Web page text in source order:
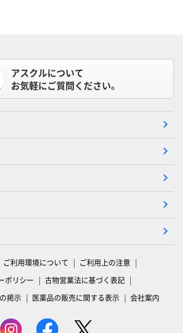
アスクルについて
お気軽にご質問ください。
ご利用環境について
ご利用上の注意
ポリシー
古物営業法に基づく表記
掲示
医薬品の販売に関する表示 会社案内